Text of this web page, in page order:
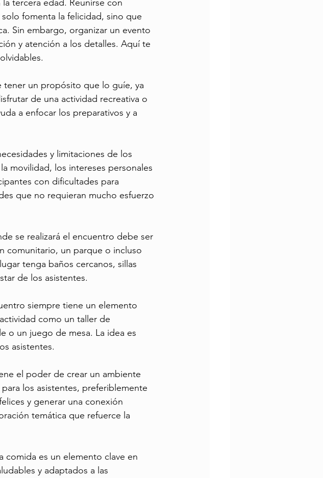
tercera edad. Reunirse con
fomenta la felicidad, sino que
Sin embargo, organizar un evento
y atención a los detalles. Aquí te
tener un propósito que lo guíe, ya
de una actividad recreativa o
a enfocar los preparativos y a
y limitaciones de los
movilidad, los intereses personales
con dificultades para
que no requieran mucho esfuerzo
se realizará el encuentro debe ser
comunitario, un parque o incluso
tenga baños cercanos, sillas
de los asistentes.
siempre tiene un elemento
como un taller de
o un juego de mesa. La idea es
asistentes.
el poder de crear un ambiente
los asistentes, preferiblemente
y generar una conexión
temática que refuerce la
comida es un elemento clave en
y adaptados a las